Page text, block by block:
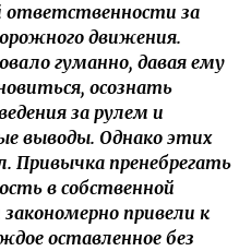
за
движения.
гуманно, давая ему
осознать
за рулем и
выводы. Однако этих
Привычка пренебрегать
в собственной
привели к
оставленное без